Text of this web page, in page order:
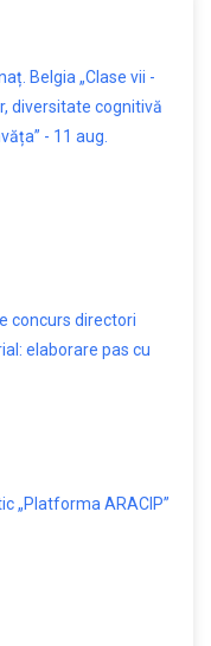
Belgia „Clase vii -
diversitate cognitivă
- 11 aug.
concurs directori
elaborare pas cu
„Platforma ARACIP”